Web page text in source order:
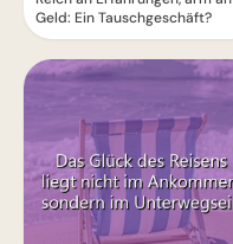
Geld: Ein Tauschgeschäft?